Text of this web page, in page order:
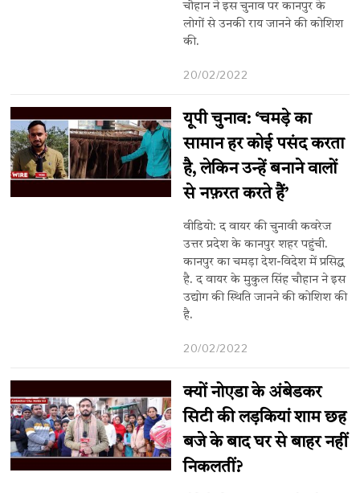
चौहान ने इस चुनाव पर कानपुर के
लोगों से उनकी राय जानने की कोशिश
की.
20/02/2022
यूपी चुनाव: ‘चमड़े का
सामान हर कोई पसंद करता
है, लेकिन उन्हें बनाने वालों
से नफ़रत करते हैं’
वीडियो: द वायर की चुनावी कवरेज
उत्तर प्रदेश के कानपुर शहर पहुंची.
कानपुर का चमड़ा देश-विदेश में प्रसिद्ध
है. द वायर के मुकुल सिंह चौहान ने इस
उद्योग की स्थिति जानने की कोशिश की
है.
20/02/2022
क्यों नोएडा के अंबेडकर
सिटी की लड़कियां शाम छह
बजे के बाद घर से बाहर नहीं
निकलतीं?